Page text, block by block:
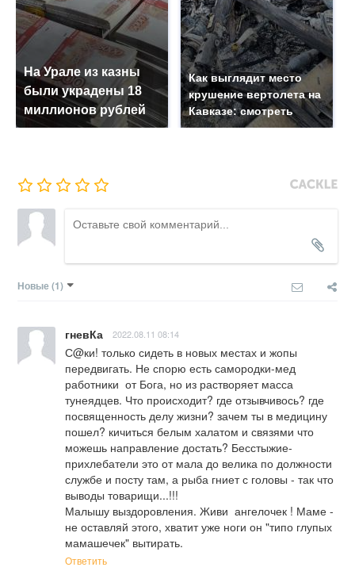
На Урале из казны
были украдены 18
миллионов рублей
Как выглядит место
крушение вертолета на
Кавказе: смотреть
Новые (1)
гневКа 2022.08.11 08:14
С@ки! только сидеть в новых местах и жопы
передвигать. Не спорю есть самородки-мед
работники  от Бога, но из растворяет масса
тунеядцев. Что происходит? где отзывчивось? где
посвященность делу жизни? зачем ты в медицину
пошел? кичиться белым халатом и связями что
можешь направление достать? Бесстыжие-
прихлебатели это от мала до велика по должности
службе и посту там, а рыба гниет с головы - так что
выводы товарищи...!!!
Малышу выздоровления. Живи  ангелочек ! Маме -
не оставляй этого, хватит уже ноги он "типо глупых
мамашечек" вытирать.
Ответить